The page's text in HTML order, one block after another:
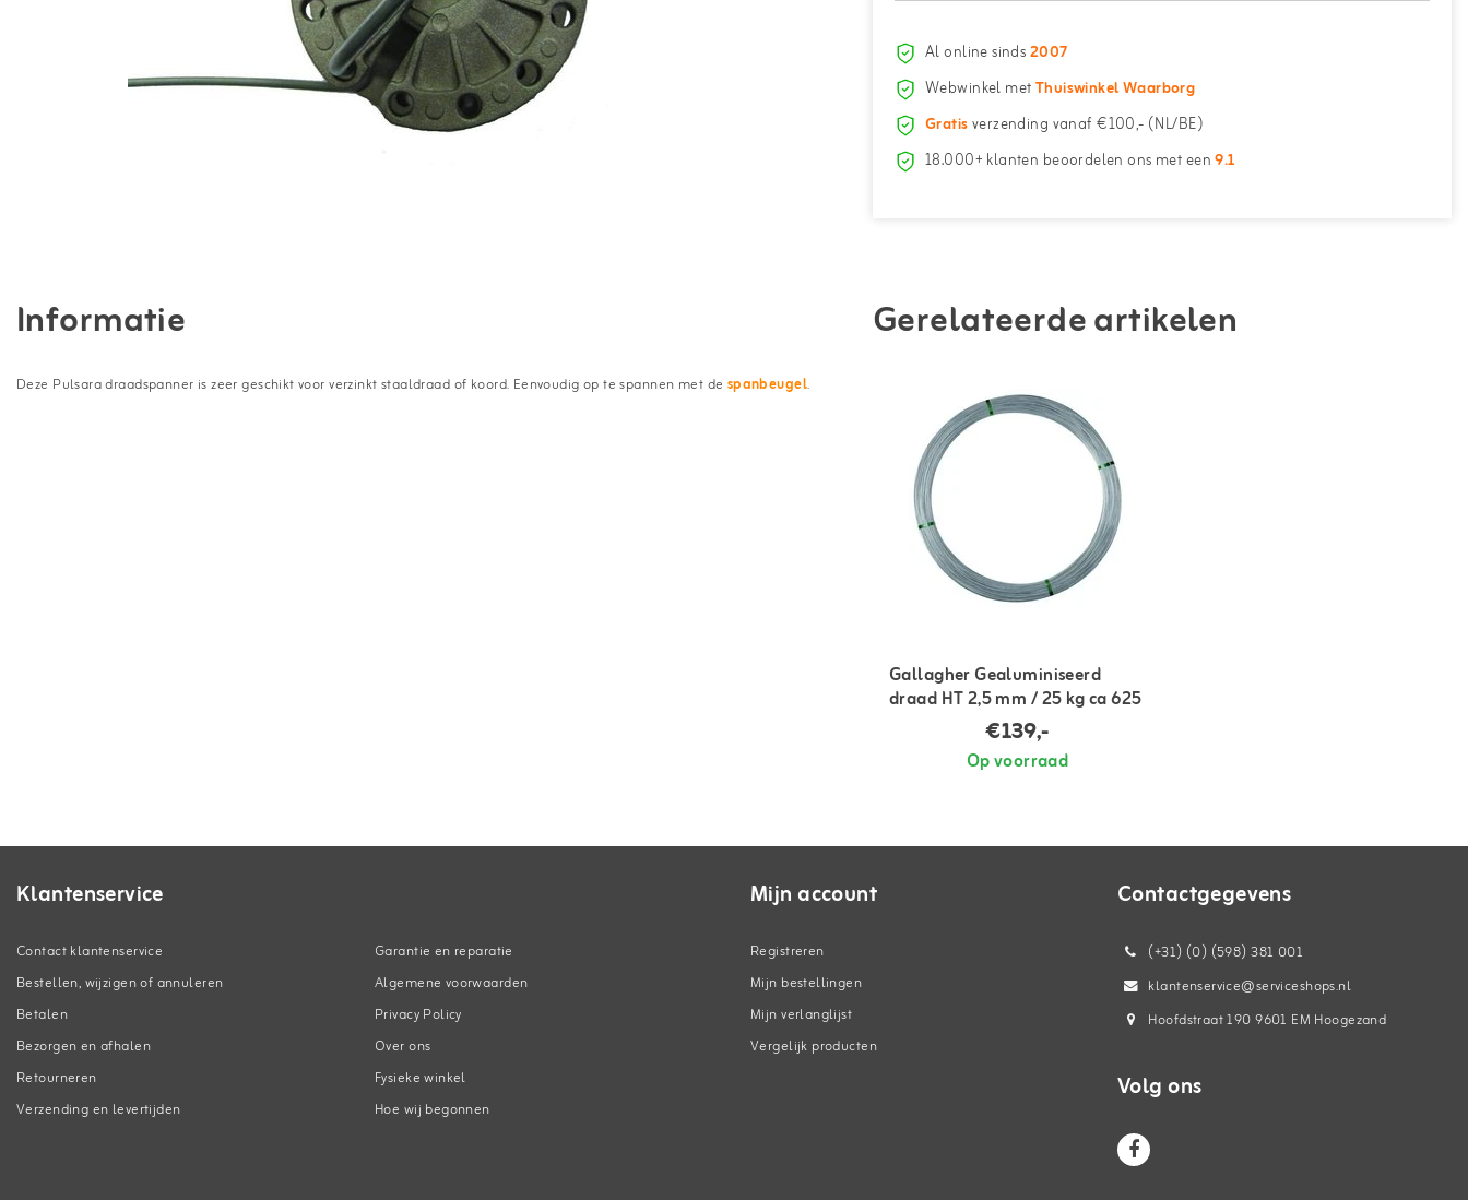
Al online sinds2007
Webwinkel metThuiswinkel Waarborg
Gratisverzending vanaf €100,- (NL/BE)
18.000+ klanten beoordelen ons met een9.1
Informatie
Deze Pulsara draadspanner is zeer geschikt voor verzinkt staaldraad of koord. Eenvoudig op te spannen met de spanbeugel.
Gerelateerde artikelen
Gallagher Gealuminiseerd
draad HT 2,5 mm / 25 kg ca 625
€139,-
Op voorraad
Klantenservice
Contact klantenservice
Bestellen, wijzigen of annuleren
Betalen
Bezorgen en afhalen
Retourneren
Verzending en levertijden
Garantie en reparatie
Algemene voorwaarden
Privacy Policy
Over ons
Fysieke winkel
Hoe wij begonnen
Mijn account
Registreren
Mijn bestellingen
Mijn verlanglijst
Vergelijk producten
Contactgegevens
(+31) (0) (598) 381 001
klantenservice@serviceshops.nl
Hoofdstraat 190 9601 EM Hoogezand
Volg ons